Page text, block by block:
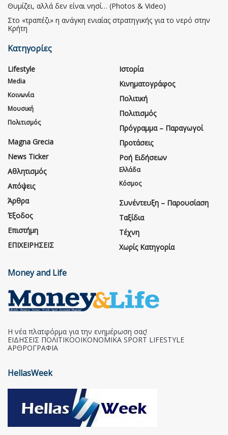
Θυμίζει, αλλά δεν είναι νησί… (Photos & Video)
Στο «τραπέζι» η ανάγκη ενιαίας στρατηγικής για το νερό στην
Κρήτη
Κατηγορίες
Lifestyle
Media
Κοινωνία
Μουσική
Πολιτισμός
Magna Grecia
News Ticker
Αθλητισμός
Απόψεις
Άρθρα
Έξοδος
Επιστήμη
ΕΠΙΧΕΙΡΗΣΕΙΣ
Ιστορία
Κινηματογράφος
Πολιτική
Πολιτισμός
Πρόγραμμα – Παραγωγοί
Προτάσεις
Ροή Ειδήσεων
Ελλάδα
Κόσμος
Συνέντευξη – Παρουσίαση
Ταξίδια
Τέχνη
Χωρίς Κατηγορία
Money and Life
Η νέα πλατφόρμα για την ενημέρωση σας!
ΕΙΔΗΣΕΙΣ ΠΟΛΙΤΙΚΟΟΙΚΟΝΟΜΙΚΑ SPORT LIFESTYLE
ΑΡΘΡΟΓΡΑΦΙΑ
HellasWeek